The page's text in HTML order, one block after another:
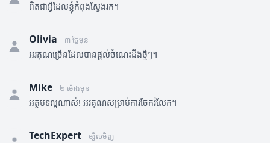
ពិតជាអ្វីដែលខ្ញុំកំពុងស្វែងរក។
Olivia ៣ ថ្ងៃមុន
អរគុណច្រើនដែលបានផ្តល់ចំណេះដឹងថ្មីៗ។
Mike ២ ម៉ោងមុន
អត្ថបទល្អណាស់! អរគុណសម្រាប់ការចែករំលែក។
TechExpert ម្សិលមិញ